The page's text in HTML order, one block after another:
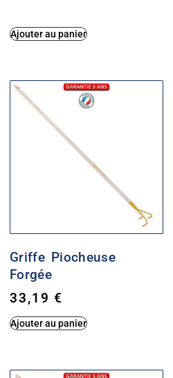
Ajouter au panier
Griffe Piocheuse
Forgée
33,19€
Ajouter au panier